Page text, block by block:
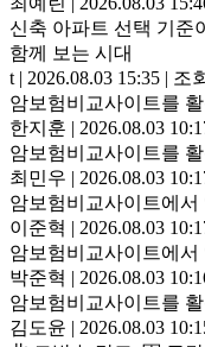
신축 아파트 선택 기준
함께 보는 시대
t | 2026.08.03 15:35 | 조
암보험비교사이트를
한지훈 | 2026.08.03
암보험비교사이트를
최민우 | 2026.08.03
암보험비교사이트에
이준혁 | 2026.08.03
암보험비교사이트에서
박준혁 | 2026.08.03
암보험비교사이트를
김도윤 | 2026.08.03